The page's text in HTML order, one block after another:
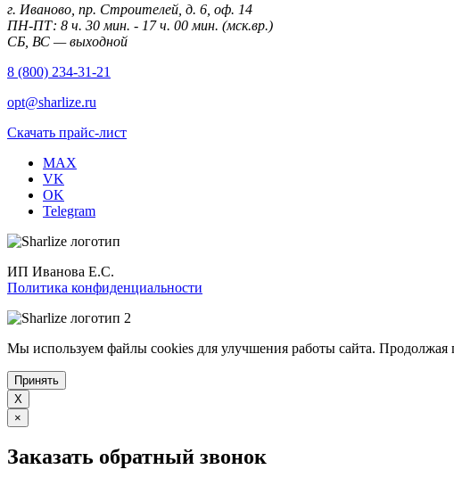
г. Иваново, пр. Строителей, д. 6, оф. 14
ПН-ПТ: 8 ч. 30 мин. - 17 ч. 00 мин. (мск.вр.)
СБ, ВС — выходной
8 (800) 234-31-21
opt@sharlize.ru
Скачать прайс-лист
MAX
VK
OK
Telegram
ИП Иванова Е.С.
Политика конфиденциальности
Мы используем файлы cookies для улучшения работы сайта. Продолжая
Принять
X
×
Заказать обратный звонок